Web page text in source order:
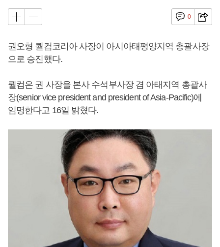
0
권오형 퀄컴코리아 사장이 아시아태평양지역 총괄사장
으로 승진했다.
퀄컴은 권 사장을 본사 수석부사장 겸 아태지역 총괄사
장(senior vice president and president of Asia-Pacific)에
임명한다고 16일 밝혔다.